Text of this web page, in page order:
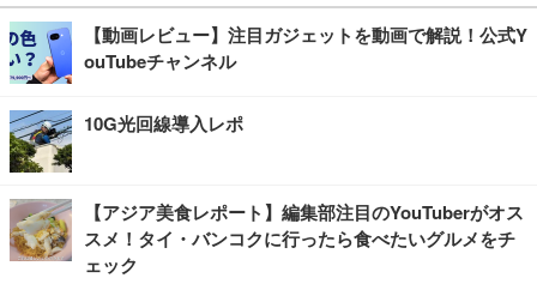
【動画レビュー】注目ガジェットを動画で解説！公式Y
ouTubeチャンネル
10G光回線導入レポ
【アジア美食レポート】編集部注目のYouTuberがオス
スメ！タイ・バンコクに行ったら食べたいグルメをチ
ェック